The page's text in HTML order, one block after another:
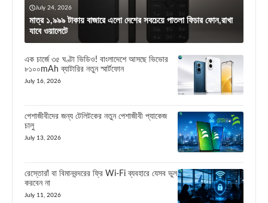
July 24, 2026
মাত্র ১,৯৯৯ টাকায় বাজারে এলো দেশের সবচেয়ে পাতলা ফিচার ফোন,রাখা
যাবে ওয়ালেটে
এক চার্জে ৩৫ ঘণ্টা ভিডিও! বাংলাদেশে আসছে ভিভোর
৮১০০mAh ব্যাটারির নতুন স্মার্টফোন
July 16, 2026
পেশাজীবীদের জন্য টেলিটকের নতুন পেশাজীবী প্যাকেজ
চালু
July 13, 2026
রেস্তোরাঁ বা বিমানবন্দরের ফ্রি Wi-Fi ব্যবহারে যেসব ভুল
করবেন না
July 11, 2026